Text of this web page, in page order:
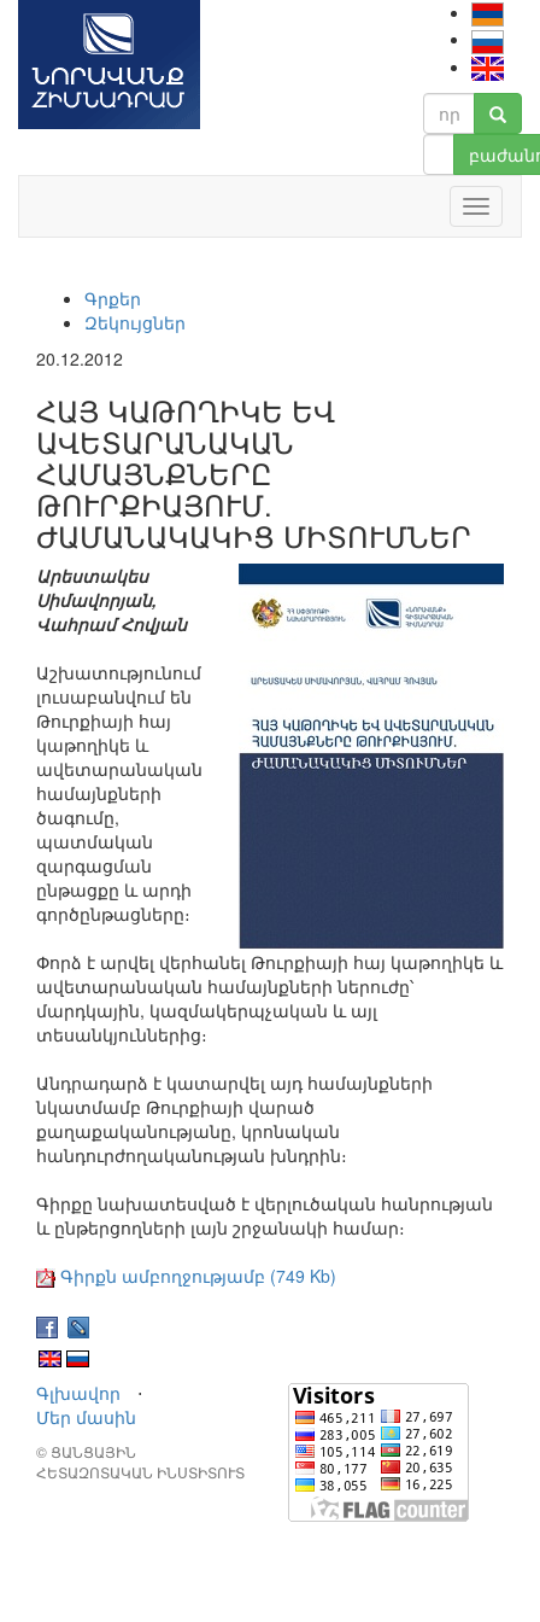
Գրքեր
Զեկույցներ
20.12.2012
ՀԱՅ ԿԱԹՈՂԻԿԵ ԵՎ
ԱՎԵՏԱՐԱՆԱԿԱՆ
ՀԱՄԱՅՆՔՆԵՐԸ
ԹՈՒՐՔԻԱՅՈՒՄ.
ԺԱՄԱՆԱԿԱԿԻՑ ՄԻՏՈՒՄՆԵՐ
Արեստակես
Սիմավորյան,
Վահրամ Հովյան
Աշխատությունում
լուսաբանվում են
Թուրքիայի հայ
կաթողիկե և
ավետարանական
համայնքների
ծագումը,
պատմական
զարգացման
ընթացքը և արդի
գործընթացները։
Փորձ է արվել վերհանել Թուրքիայի հայ կաթողիկե և
ավետարանական համայնքների ներուժը՝
մարդկային, կազմակերպչական և այլ
տեսանկյուններից։
Անդրադարձ է կատարվել այդ համայնքների
նկատմամբ Թուրքիայի վարած
քաղաքականությանը, կրոնական
հանդուրժողականության խնդրին։
Գիրքը նախատեսված է վերլուծական հանրության
և ընթերցողների լայն շրջանակի համար։
Գիրքն ամբողջությամբ (749 Kb)
Գլխավոր
⋅
Մեր մասին
© ՑԱՆՑԱՅԻՆ
ՀԵՏԱԶՈՏԱԿԱՆ ԻՆՍՏԻՏՈՒՏ